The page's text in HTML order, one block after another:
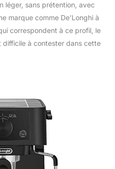
léger, sans prétention, avec
marque comme De’Longhi à
correspondent à ce profil, le
à contester dans cette